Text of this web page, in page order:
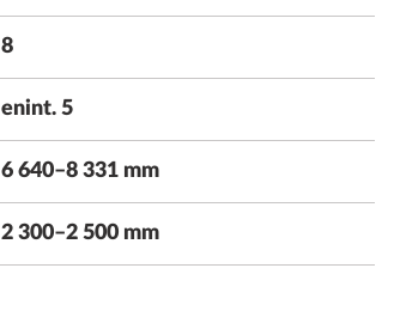
8
enint. 5
6 640–8 331 mm
2 300–2 500 mm